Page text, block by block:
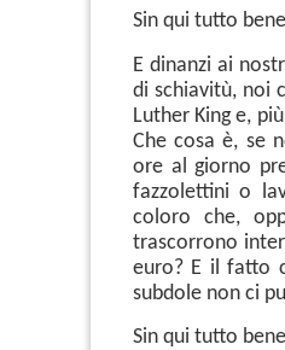
Sin qui tutto
E dinanzi ai
di schiavitù, noi
Luther King e,
Che cosa è, se
ore al giorno
fazzolettini o
coloro che,
trascorrono
euro? E il fatto
subdole non ci
Sin qui tutto